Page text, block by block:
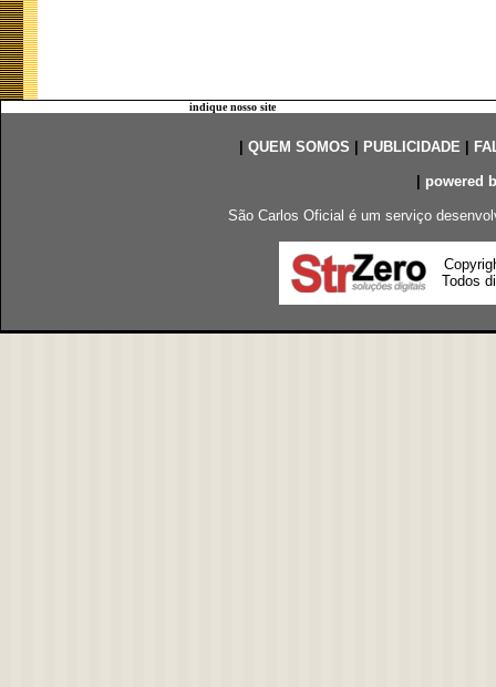
indique nosso site
QUEM SOMOS PUBLICIDADE|
powered
São Carlos Oficial é um serviço
Todos